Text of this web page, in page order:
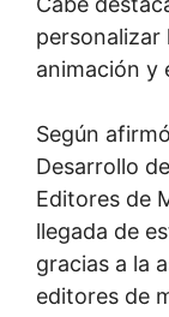
personalizar
animación y
Según
Desarrollo
Editores de
llegada de
gracias a la
editores de